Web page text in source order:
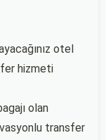
otel
hizmeti
olan
transfer